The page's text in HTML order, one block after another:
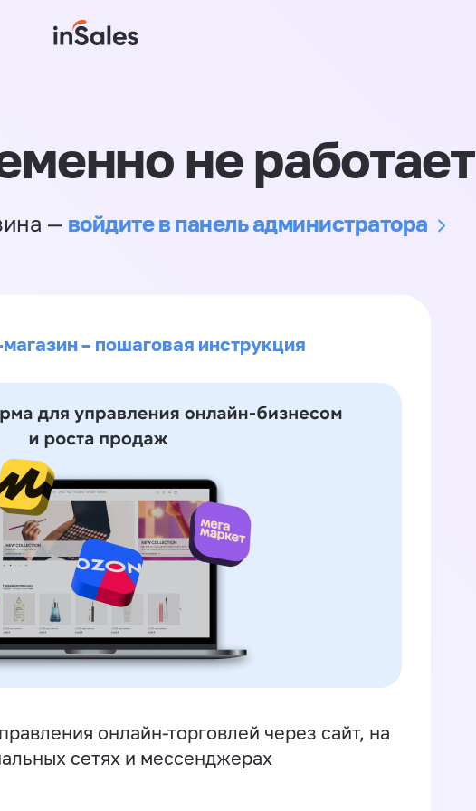
не работает
— войдите в панель администратора
– пошаговая инструкция
онлайн-торговлей через сайт, на
сетях и мессенджерах